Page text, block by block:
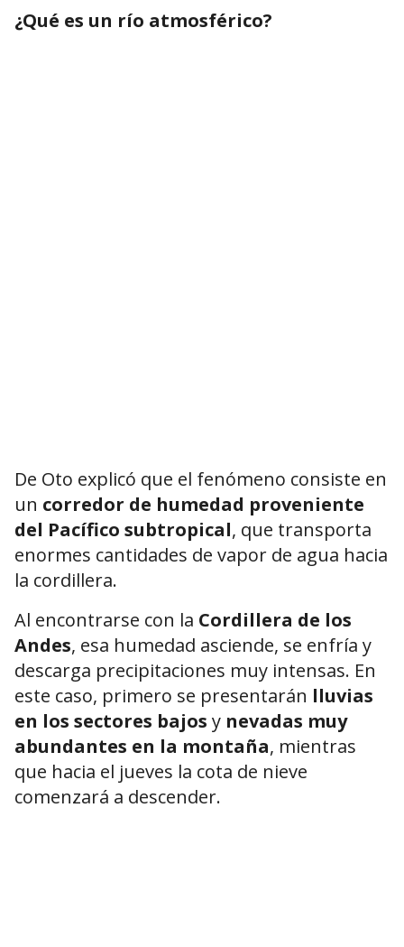
¿Qué es un río atmosférico?
De Oto explicó que el fenómeno consiste en
un corredor de humedad proveniente
del Pacífico subtropical, que transporta
enormes cantidades de vapor de agua hacia
la cordillera.
Al encontrarse con la Cordillera de los
Andes, esa humedad asciende, se enfría y
descarga precipitaciones muy intensas. En
este caso, primero se presentarán lluvias
en los sectores bajos y nevadas muy
abundantes en la montaña, mientras
que hacia el jueves la cota de nieve
comenzará a descender.